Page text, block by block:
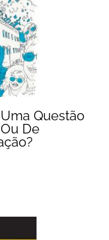
Questão
De